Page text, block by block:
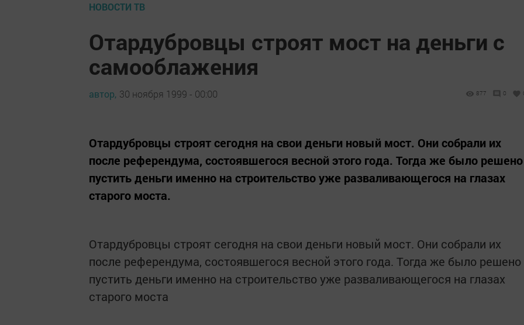
НОВОСТИ ТВ
Отардубровцы строят мост на деньги с
самооблажения
автор, 30 ноября 1999 - 00:00 877 0
Отардубровцы строят сегодня на свои деньги новый мост. Они собрали их
после референдума, состоявшегося весной этого года. Тогда же было решено
пустить деньги именно на строительство уже разваливающегося на глазах
старого моста.
Отардубровцы строят сегодня на свои деньги новый мост. Они собрали их
после референдума, состоявшегося весной этого года. Тогда же было решено
пустить деньги именно на строительство уже разваливающегося на глазах
старого моста